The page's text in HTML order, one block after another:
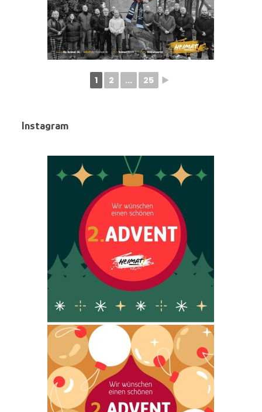
1 2 ... 25 ►
Instagram